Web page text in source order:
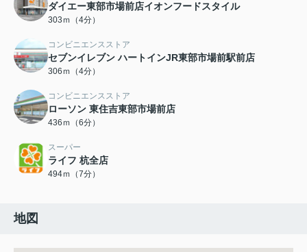
ダイエー東部市場前店イオンフードスタイル
303ｍ（4分）
コンビニエンスストア
セブンイレブン ハートインJR東部市場前駅前店
306ｍ（4分）
コンビニエンスストア
ローソン 東住吉東部市場前店
436ｍ（6分）
スーパー
ライフ 杭全店
494ｍ（7分）
地図